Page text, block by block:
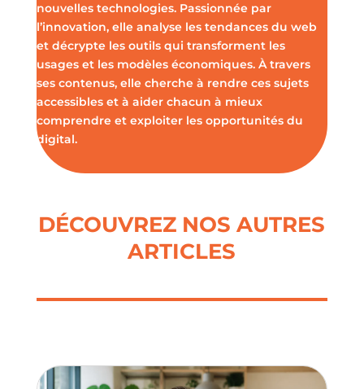
nouvelles technologies. Passionnée par
l’innovation, elle analyse les tendances du web
et décrypte les outils qui transforment les
usages et les modèles économiques. À travers
ses contenus, elle cherche à rendre ces sujets
accessibles et à aider chacun à mieux
comprendre et exploiter les opportunités du
digital.
DÉCOUVREZ NOS AUTRES
ARTICLES